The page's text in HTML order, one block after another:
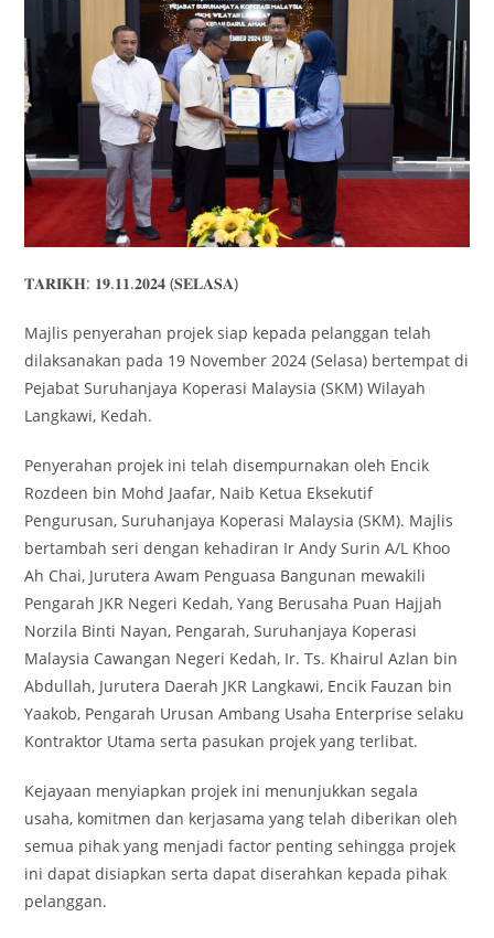
𝐓𝐀𝐑𝐈𝐊𝐇: 𝟏𝟗.𝟏𝟏.𝟐𝟎𝟐𝟒 (𝐒𝐄𝐋𝐀𝐒𝐀)
Majlis penyerahan projek siap kepada pelanggan telah
dilaksanakan pada 19 November 2024 (Selasa) bertempat di
Pejabat Suruhanjaya Koperasi Malaysia (SKM) Wilayah
Langkawi, Kedah.
Penyerahan projek ini telah disempurnakan oleh Encik
Rozdeen bin Mohd Jaafar, Naib Ketua Eksekutif
Pengurusan, Suruhanjaya Koperasi Malaysia (SKM). Majlis
bertambah seri dengan kehadiran Ir Andy Surin A/L Khoo
Ah Chai, Jurutera Awam Penguasa Bangunan mewakili
Pengarah JKR Negeri Kedah, Yang Berusaha Puan Hajjah
Norzila Binti Nayan, Pengarah, Suruhanjaya Koperasi
Malaysia Cawangan Negeri Kedah, Ir. Ts. Khairul Azlan bin
Abdullah, Jurutera Daerah JKR Langkawi, Encik Fauzan bin
Yaakob, Pengarah Urusan Ambang Usaha Enterprise selaku
Kontraktor Utama serta pasukan projek yang terlibat.
Kejayaan menyiapkan projek ini menunjukkan segala
usaha, komitmen dan kerjasama yang telah diberikan oleh
semua pihak yang menjadi factor penting sehingga projek
ini dapat disiapkan serta dapat diserahkan kepada pihak
pelanggan.